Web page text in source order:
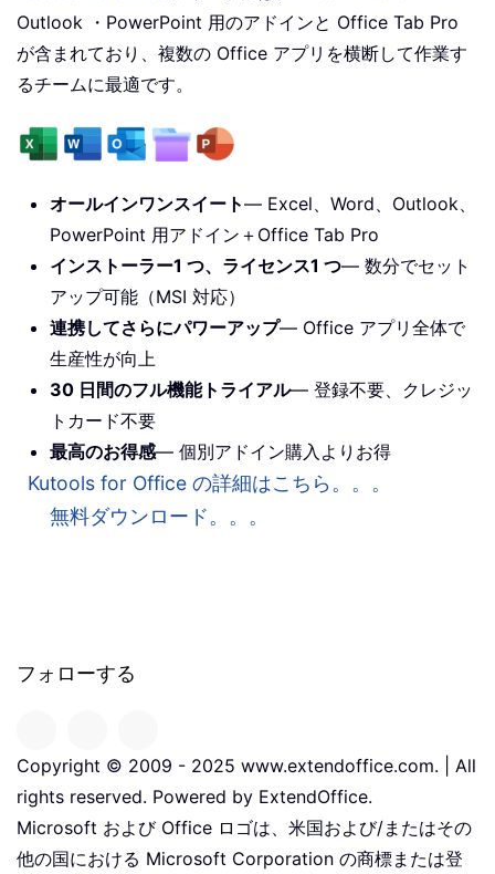
Outlook ・PowerPoint 用のアドインと Office Tab Pro
が含まれており、複数の Office アプリを横断して作業す
るチームに最適です。
オールインワンスイート— Excel、Word、Outlook、
PowerPoint 用アドイン＋Office Tab Pro
インストーラー1 つ、ライセンス1 つ— 数分でセット
アップ可能（MSI 対応）
連携してさらにパワーアップ— Office アプリ全体で
生産性が向上
30 日間のフル機能トライアル— 登録不要、クレジッ
トカード不要
最高のお得感— 個別アドイン購入よりお得
Kutools for Office の詳細はこちら。。。
無料ダウンロード。。。
フォローする
Copyright © 2009 - 2025 www.extendoffice.com. | All
rights reserved. Powered by ExtendOffice.
Microsoft および Office ロゴは、米国および/またはその
他の国における Microsoft Corporation の商標または登